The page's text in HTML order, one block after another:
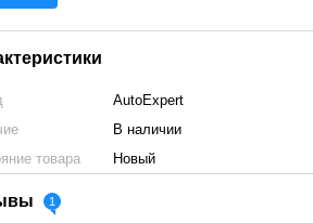
AutoExpert
В наличии
товара
Новый
1